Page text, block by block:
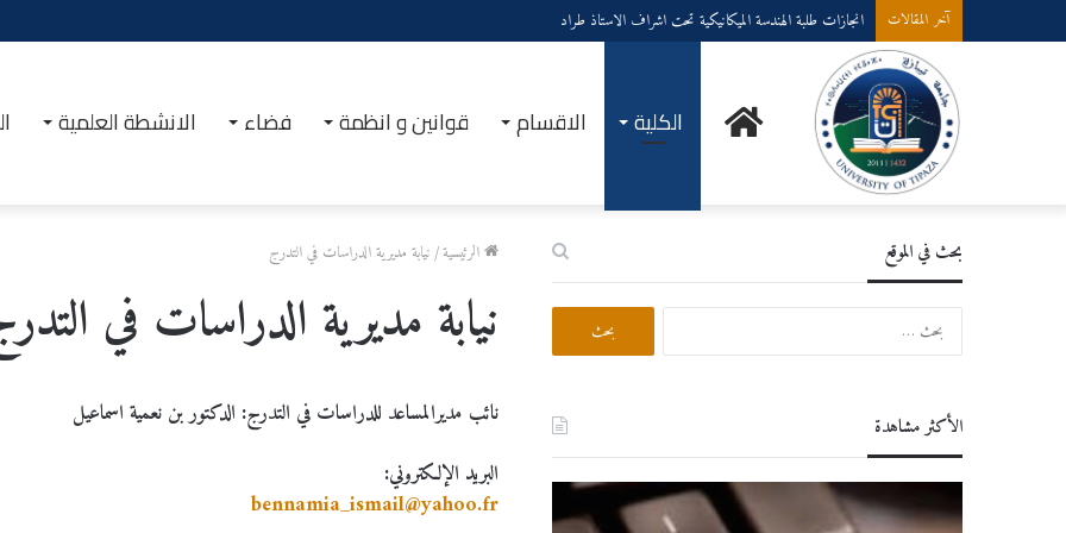
آخر المقالات انجازات طلبة الهندسة الميكانيكية تحت اشراف الاستاذ طراد
الرئيسيةالكلية الاقسام قوانين و انظمة فضاء الانشطة العلمية
الرئيسية/نيابة مديرية الدراسات في التدرج
نيابة مديرية الدراسات في
نائب مديرالمساعد للدراسات في التدرج: الدكتور بن نعمية اسماعيل
البريد الإلكتروني:
bennamia_ismail@yahoo.fr
بحث في الموقع
البحث
الأكثر مشاهدة